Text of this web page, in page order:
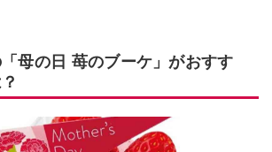
母の日 苺のブーケ」がおすす